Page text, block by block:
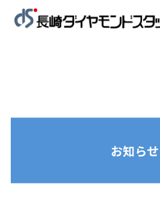
お知らせ